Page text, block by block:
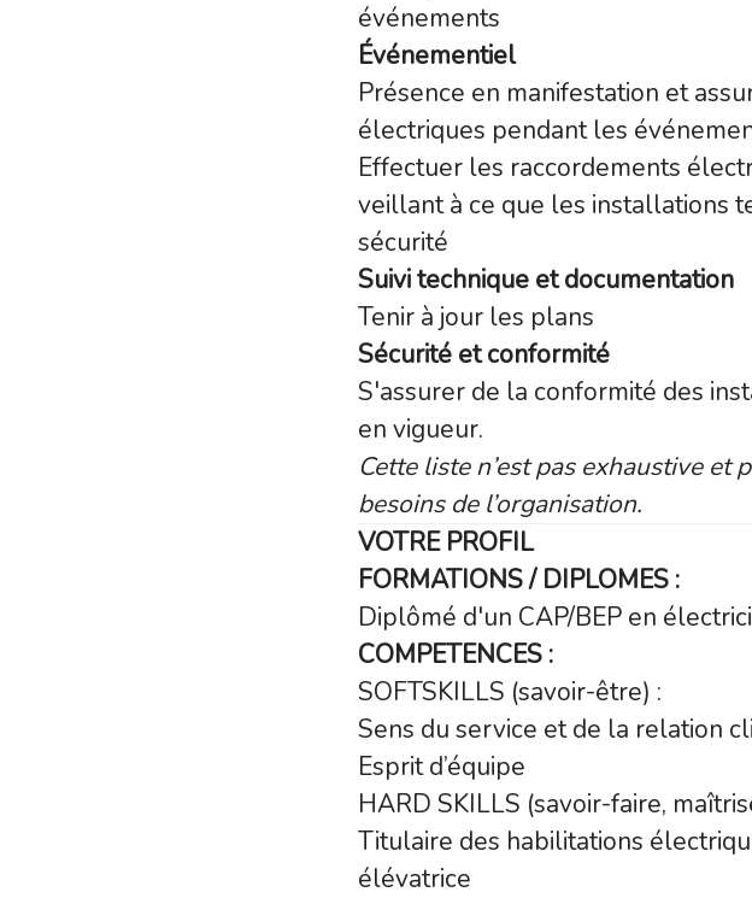
événements
Événementiel
Présence en manifestation et
électriques pendant les
Effectuer les raccordements
veillant à ce que les installations
sécurité
Suivi technique et documentation
Tenir à jour les plans
Sécurité et conformité
S'assurer de la conformité des
en vigueur.
Cette liste n’est pas exhaustive
besoins de l’organisation.
VOTRE PROFIL
FORMATIONS / DIPLOMES :
Diplômé d'un CAP/BEP en
COMPETENCES :
SOFTSKILLS (savoir-être) :
Sens du service et de la relation
Esprit d’équipe
HARD SKILLS (savoir-faire,
Titulaire des habilitations
élévatrice